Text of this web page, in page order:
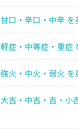
甘口・辛口・中辛
軽症・中等症・重症
強火・中火・弱火
大吉・中吉・吉・小